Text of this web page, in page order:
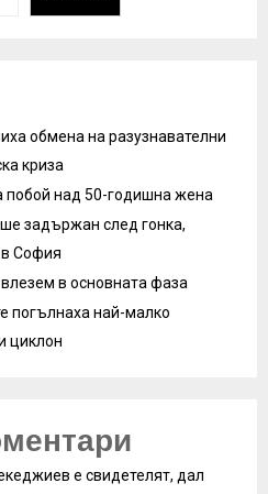
обмена на разузнавателни
криза
над 50-годишна жена
задържан след гонка,
в София
в основната фаза
погълнаха най-малко
циклон
е свидетелят, дал